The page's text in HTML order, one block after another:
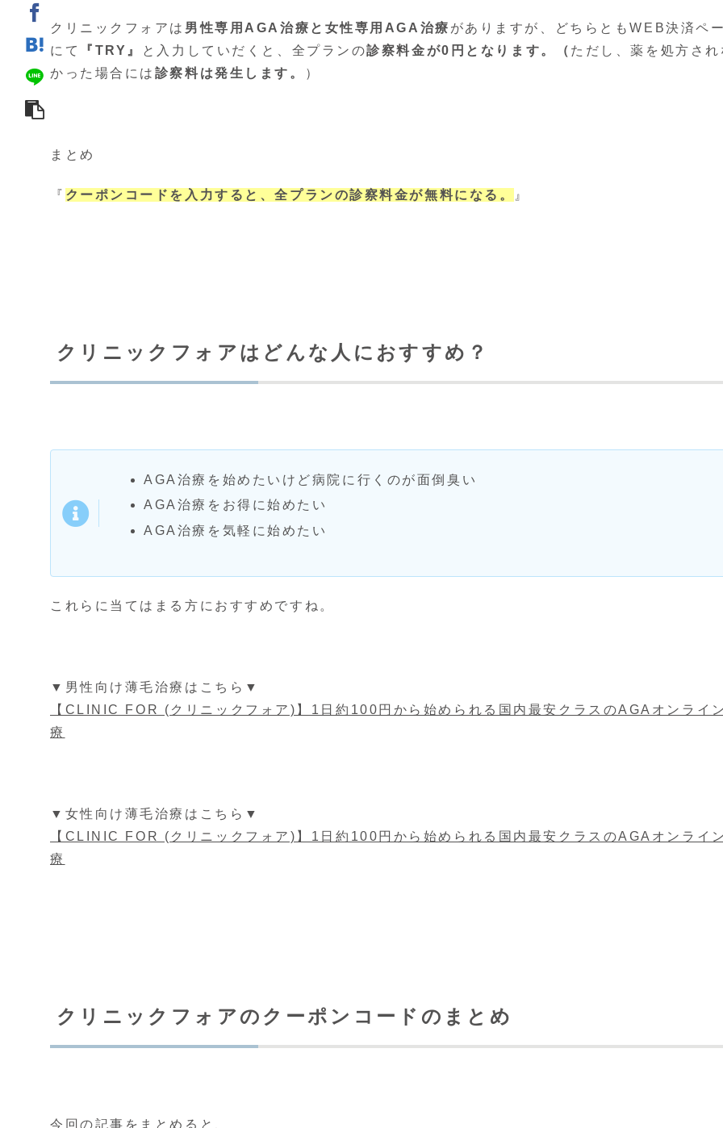
クリニックフォアは 男性専用AGA治療と女性専用AGA治療 がありますが、どちらともWEB決済ペ
にて
『TRY』 と入力していだくと、全プランの診察料金が0円となります。（ ただし、薬を処方され
かった場合には 診察料は発生します。 ）
まとめ
『 クーポンコードを入力すると、全プランの診察料金が無料になる。 』
クリニックフォアはどんな人におすすめ？
AGA治療を始めたいけど病院に行くのが面倒臭い
AGA治療をお得に始めたい
AGA治療を気軽に始めたい
これらに当てはまる方におすすめですね。
▼男性向け薄毛治療はこちら▼
【CLINIC FOR (クリニックフォア)】1日約100円から始められる国内最安クラスのAGAオンライ
療
▼女性向け薄毛治療はこちら▼
【CLINIC FOR (クリニックフォア)】1日約100円から始められる国内最安クラスのAGAオンライ
療
クリニックフォアのクーポンコードのまとめ
今回の記事をまとめると、